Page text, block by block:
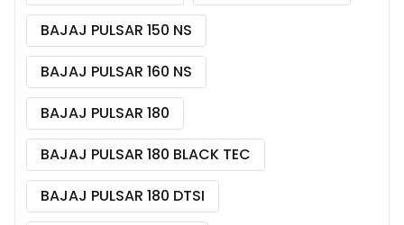
BAJAJ PULSAR 150 NS
BAJAJ PULSAR 160 NS
BAJAJ PULSAR 180
BAJAJ PULSAR 180 BLACK TEC
BAJAJ PULSAR 180 DTSI